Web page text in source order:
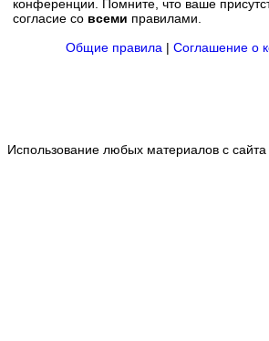
конференции. Помните, что ваше
согласие со всеми правилами.
Общие правила | Соглашение о
Использование любых материалов с